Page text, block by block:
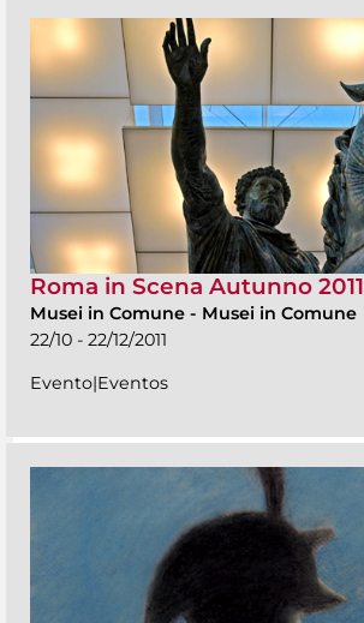
Roma in Scena Autunno 2011
Musei in Comune - Musei in Comune
22/10 - 22/12/2011
Evento|Eventos